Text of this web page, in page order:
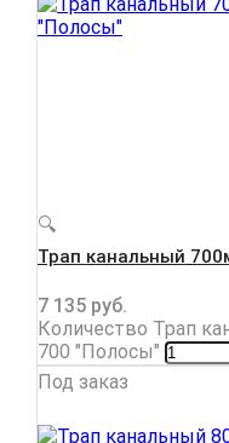
🔍
Трап канальный
7 135 руб.
Количество Трап
700 "Полосы"
Под заказ